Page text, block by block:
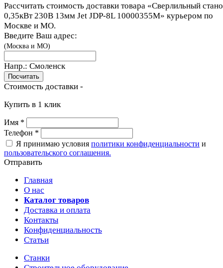
Рассчитать стоимость доставки товара «Сверлильный
0,35кВт 230В 13мм Jet JDP-8L 10000355M» курьером по
Москве и МО.
Введите Ваш адрес:
(Москва и МО)
Напр.: Смоленск
Стоимость доставки -
Купить в 1 клик
Имя *
Телефон *
Я принимаю условия политики конфиденциальности и
пользовательского соглашения.
Отправить
Главная
О нас
Каталог товаров
Доставка и оплата
Контакты
Конфиденциальность
Статьи
Станки